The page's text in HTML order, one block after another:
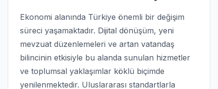
Ekonomi alanında Türkiye önemli bir değişim
süreci yaşamaktadır. Dijital dönüşüm, yeni
mevzuat düzenlemeleri ve artan vatandaş
bilincinin etkisiyle bu alanda sunulan hizmetler
ve toplumsal yaklaşımlar köklü biçimde
yenilenmektedir. Uluslararası standartlarla